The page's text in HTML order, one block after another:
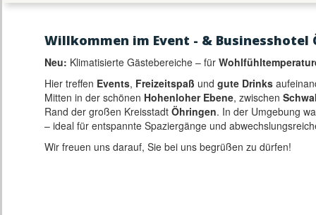
Willkommen im Event - & Businesshotel
Neu: Klimatisierte Gästebereiche – für
Hier treffen Events, Freizeitspaß und gute Drinks
Mitten in der schönen Hohenloher Ebene, zwischen
Rand der großen Kreisstadt Öhringen. In der Umgebung
– ideal für entspannte Spaziergänge und
Wir freuen uns darauf, Sie bei uns begrüßen zu dürfen!